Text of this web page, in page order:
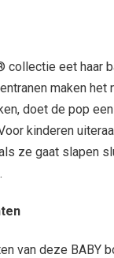
collectie eet haar
maken
doet de pop
kinderen
ze gaat slapen
van deze BABY